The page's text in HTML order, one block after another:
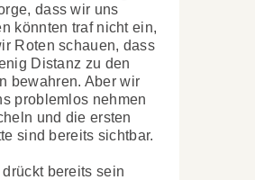
dass wir uns
könnten traf nicht ein,
Roten schauen, dass
Distanz zu den
bewahren. Aber wir
problemlos nehmen
und die ersten
sind bereits sichtbar.
bereits sein